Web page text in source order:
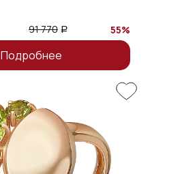
91 770 a 55%
Подробнее